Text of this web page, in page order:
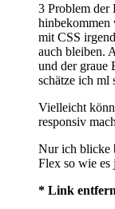
3 Problem der
hinbekommen
mit CSS
auch bleiben.
und der graue
schätze ich ml
Vielleicht
responsiv
Nur ich blicke
Flex so wie es
* Link